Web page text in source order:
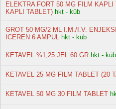
ELEKTRA FORT 50 MG FILM KAPLI
KAPLI TABLET) hkt - küb
GROT 50 MG/2 ML I.M./I.V.
ICEREN 6 AMPUL hkt - küb
KETAVEL %1,25 JEL 60 GR hkt - küb
KETAVEL 25 MG FILM TABLET (20
KETAVEL 50 MG 30 FILM TABLET